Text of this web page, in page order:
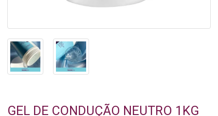
GEL DE CONDUÇÃO NEUTRO 1KG